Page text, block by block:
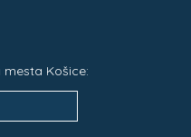
Košice: